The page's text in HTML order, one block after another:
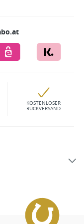
KOSTENLOSER
RÜCKVERSAND